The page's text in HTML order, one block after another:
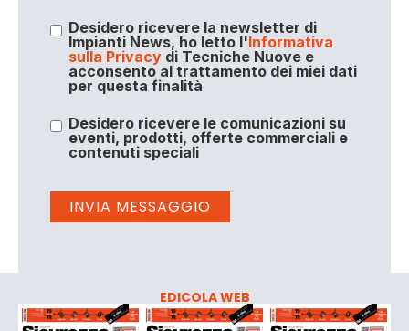
Desidero ricevere la newsletter di
Impianti News, ho letto l'Informativa
sulla Privacydi Tecniche Nuove e
acconsento al trattamento dei miei dati
per questa finalità
Desidero ricevere le comunicazioni su
eventi, prodotti, offerte commerciali e
contenuti speciali
EDICOLA WEB